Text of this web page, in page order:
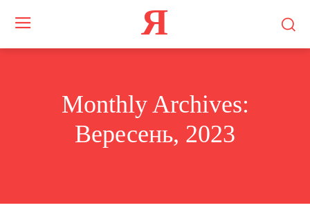
Я
Monthly Archives:
Вересень, 2023